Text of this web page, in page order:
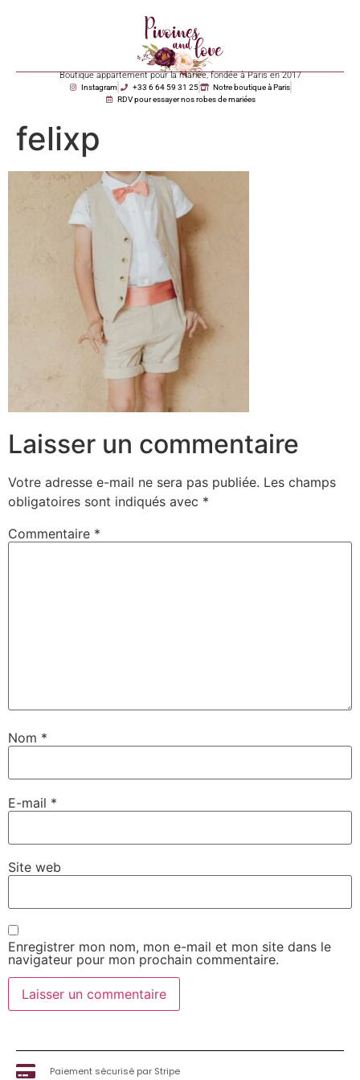
Boutique appartement pour la mariée, fondée à Paris en 2017
Instagram +33 6 64 59 31 25
Notre boutique à Paris
RDV pour essayer nos robes de mariées
felixp
Laisser un commentaire
Votre adresse e-mail ne sera pas publiée. Les champs
obligatoires sont indiqués avec *
Commentaire *
Nom *
E-mail *
Site web
Enregistrer mon nom, mon e-mail et mon site dans le
navigateur pour mon prochain commentaire.
Paiement sécurisé par Stripe